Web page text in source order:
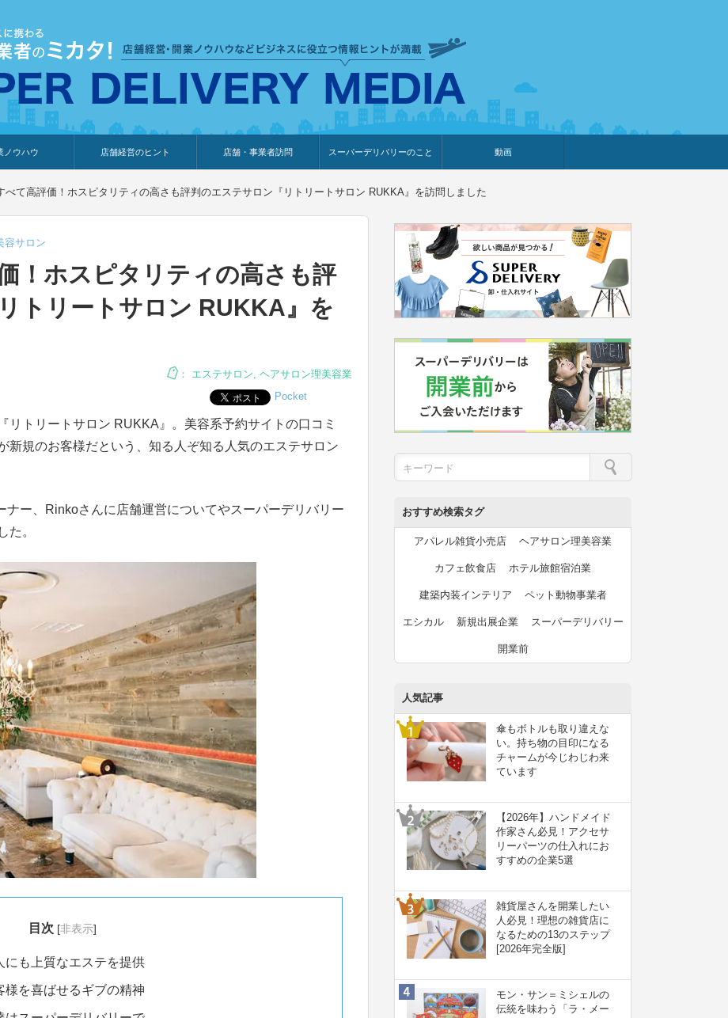
ノウハウ
道のり
情報
店舗経営のヒント
ウェブ集客・販売促進
仕入れ
展示会情報
接客・販売
知識情報
販促カレンダー
集客・販売促進
店舗・事業者訪問
アパレル店
カフェ・飲食店
ペットサロン
美容サロン
観光・ホテル旅館宿泊業
スーパーデリバリーのこと
SD export
お知らせ
イベント・プレゼント企画
セミナー・調査レポート
体験型イベント・動画告知
外部メディア掲載
新規出展メーカー
動画
ライブコマース
べて高評価！ホスピタリティの高さも評判のエステサロン『リトリートサロン RUKKA』を訪問しました
容サロン
！ホスピタリティの高さも評
トリートサロン RUKKA』を
： エステサロン, ヘアサロン理美容業
Pocket
リトリートサロン RUKKA』。美容系予約サイトの口コミ
新規のお客様だという、知る人ぞ知る人気のエステサロン
ー、Rinkoさんに店舗運営についてやスーパーデリバリー
た。
目次 [非表示]
にも上質なエステを提供
を喜ばせるギブの精神
おすすめ検索タグ
アパレル雑貨小売店 ヘアサロン理美容業
カフェ飲食店 ホテル旅館宿泊業
建築内装インテリア ペット動物事業者
エシカル 新規出展企業 スーパーデリバリー
開業前
人気記事
傘もボトルも取り違えな
い。持ち物の目印になる
チャームが今じわじわ来
ています
【2026年】ハンドメイド
作家さん必見！アクセサ
リーパーツの仕入れにお
すすめの企業5選
雑貨屋さんを開業したい
人必見！理想の雑貨店に
なるための13のステップ
[2026年完全版]
モン・サン＝ミシェルの
伝統を味わう「ラ・メー